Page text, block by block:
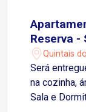
Reserva -
Quintais
Será
na cozinha,
Sala e